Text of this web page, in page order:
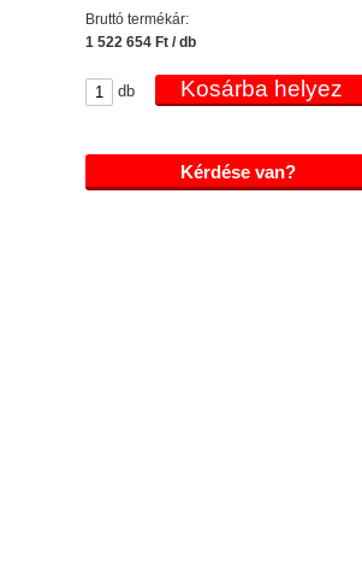
Bruttó termékár:
1 522 654 Ft / db
db
Kérdése van?